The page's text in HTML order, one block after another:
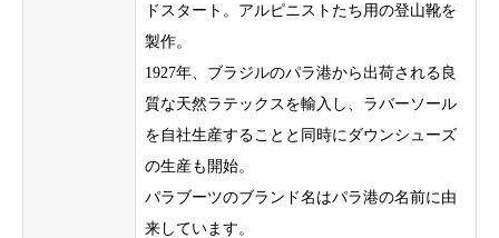
ドスタート。アルピニストたち用の登山靴を
製作。
1927年、ブラジルのパラ港から出荷される良
質な天然ラテックスを輸入し、ラバーソール
を自社生産することと同時にダウンシューズ
の生産も開始。
パラブーツのブランド名はパラ港の名前に由
来しています。